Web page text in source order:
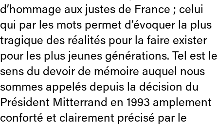
d’hommage aux justes de France ; celui
qui par les mots permet d’évoquer la plus
tragique des réalités pour la faire exister
pour les plus jeunes générations. Tel est le
sens du devoir de mémoire auquel nous
sommes appelés depuis la décision du
Président Mitterrand en 1993 amplement
conforté et clairement précisé par le